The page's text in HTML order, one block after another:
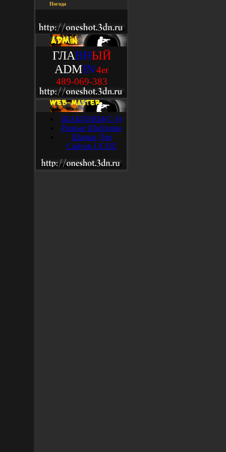
Погода
ГЛАВНЫЙ
ADMIN'4er
489-069-383
ШАБЛОНЫ(C-S)
Разные Шаблоны
Шапки Для
Сайтов UCOZ